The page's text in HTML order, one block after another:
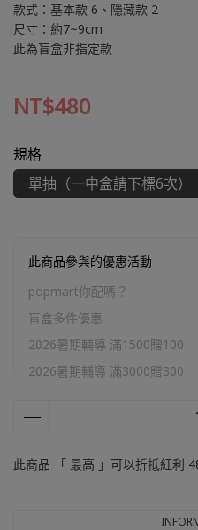
款式：基本款 6、隱藏款 2
尺寸：約7~9cm
此為盲盒非指定款
NT$480
規格
單抽（一中盒請下標6次）
此商品參與的優惠活動
popmart你配嗎？
盲盒多件優惠
2026暑期輔導 滿1500贈100
2026暑期輔導 滿3000贈300
2026暑期輔導 滿10000贈2000
此商品 「 最高 」可以折抵紅利